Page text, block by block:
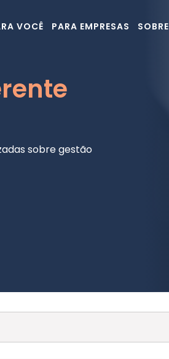
VOCÊ PARA EMPRESAS SOBRE
sobre gestão